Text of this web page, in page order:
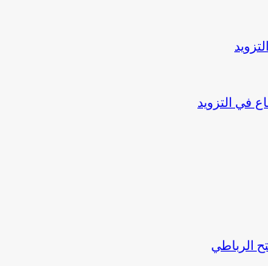
في التزويد
الرباطي